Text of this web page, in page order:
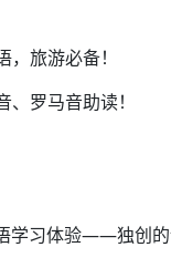
旅游必备！
罗马音助读！
学习体验——独创